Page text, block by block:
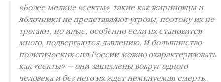
«Более мелкие «секты», такие как жириновцы и
яблочники не представляют угрозы, поэтому их не
трогают, но иные, особенно если их становится
много, подвергаются давлению. И большинство
политических сил России можно охарактеризовать
как «секты» — они зациклены вокруг одного
человека и без него их ждет неминуемая смерть.